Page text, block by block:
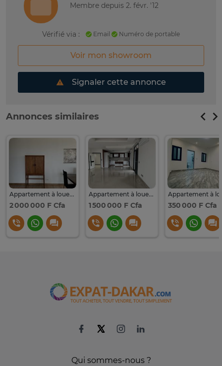
Membre depuis 2. févr. '12
Vérifié via : Email Numéro de portable
Voir mon showroom
Signaler cette annonce
Annonces similaires
Appartement à louer Almadies
2 000 000 F Cfa
Appartement à louer almadies
1 500 000 F Cfa 350 000 F Cfa
Qui sommes-nous ?